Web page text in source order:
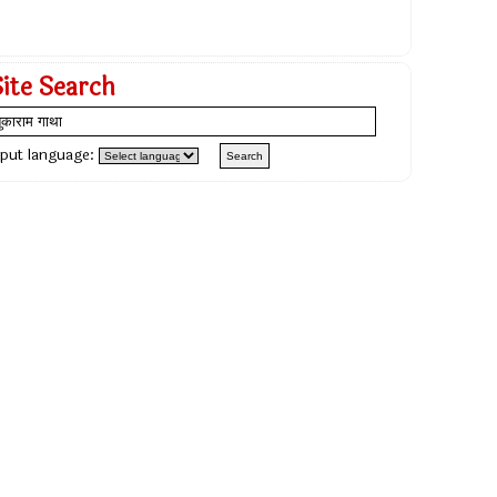
Search
language: